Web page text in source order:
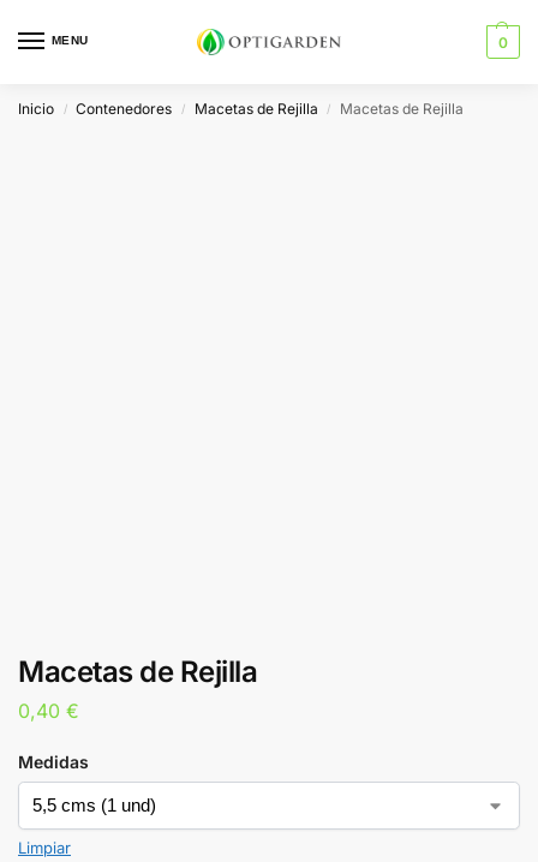
MENU 0
Inicio / Contenedores / Macetas de Rejilla / Macetas de Rejilla
Macetas de Rejilla
0,40 €
Medidas
Limpiar